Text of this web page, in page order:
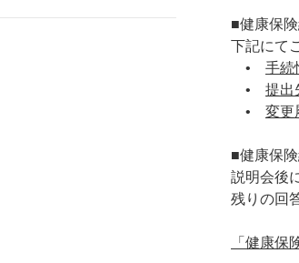
■健康保
下記にて
• 手続
• 提出
• 変更
■健康保
説明会後
残りの回
「健康